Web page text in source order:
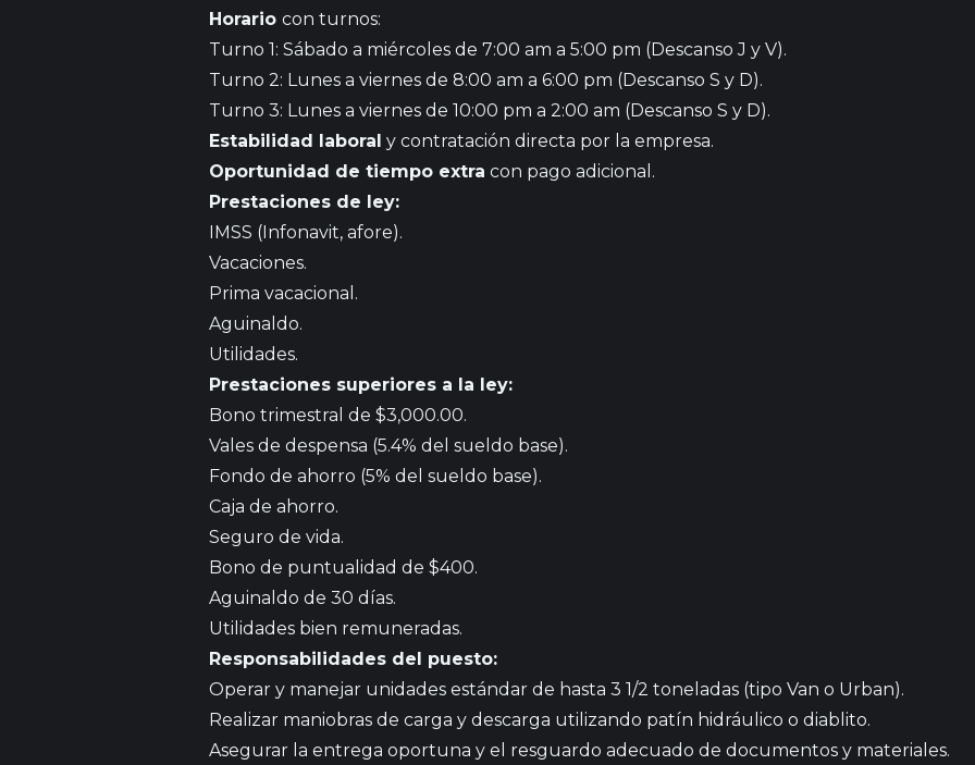
Horario con turnos:
Turno 1: Sábado a miércoles de 7:00 am a 5:00 pm (Descanso J y V).
Turno 2: Lunes a viernes de 8:00 am a 6:00 pm (Descanso S y D).
Turno 3: Lunes a viernes de 10:00 pm a 2:00 am (Descanso S y D).
Estabilidad laboral y contratación directa por la empresa.
Oportunidad de tiempo extra con pago adicional.
Prestaciones de ley:
IMSS (Infonavit, afore).
Vacaciones.
Prima vacacional.
Aguinaldo.
Utilidades.
Prestaciones superiores a la ley:
Bono trimestral de $3,000.00.
Vales de despensa (5.4% del sueldo base).
Fondo de ahorro (5% del sueldo base).
Caja de ahorro.
Seguro de vida.
Bono de puntualidad de $400.
Aguinaldo de 30 días.
Utilidades bien remuneradas.
Responsabilidades del puesto:
Operar y manejar unidades estándar de hasta 3 1/2 toneladas (tipo Van o Urban).
Realizar maniobras de carga y descarga utilizando patín hidráulico o diablito.
Asegurar la entrega oportuna y el resguardo adecuado de documentos y materiales.